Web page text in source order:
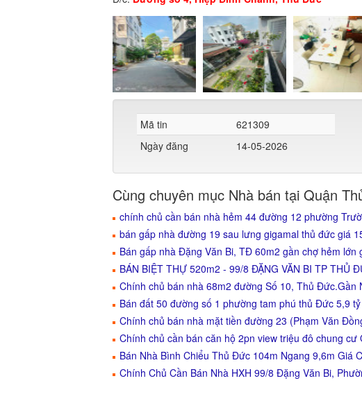
Mã tin
621309
Ngày đăng
14-05-2026
Cùng chuyên mục Nhà bán tại Quận
chính chủ cần bán nhà hẻm 44 đường 12 phường
bán gấp nhà đường 19 sau lưng gigamal thủ đức giá
Bán gấp nhà Đặng Văn Bi, TĐ 60m2 gần chợ hẻm lớn
BÁN BIỆT THỰ 520m2 - 99/8 ĐẶNG VĂN BI TP THỦ
Chính chủ bán nhà 68m2 đường Số 10, Thủ Đức.Gần
Bán đất 50 đường số 1 phường tam phú thủ Đức 5,9 tỷ
Chính chủ bán nhà mặt tiền đường 23 (Phạm Văn
Chính chủ cần bán căn hộ 2pn view triệu đô chung
Bán Nhà Bình Chiểu Thủ Đức 104m Ngang 9,6m Giá
Chính Chủ Cần Bán Nhà HXH 99/8 Đặng Văn Bi,